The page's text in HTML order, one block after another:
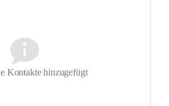
Kontakte hinzugefügt